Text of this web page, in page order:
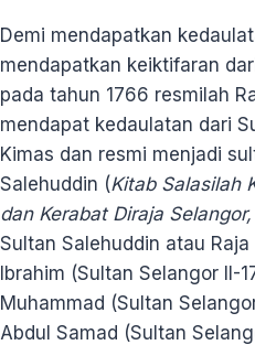
Demi mendapatkan
mendapatkan keiktifaran
pada tahun 1766 resmilah
mendapat kedaulatan dari
Kimas dan resmi menjadi
Salehuddin (Kitab Salasilah
dan Kerabat Diraja Selangor,
Sultan Salehuddin atau
Ibrahim (Sultan Selangor II-
Muhammad (Sultan
Abdul Samad (Sultan